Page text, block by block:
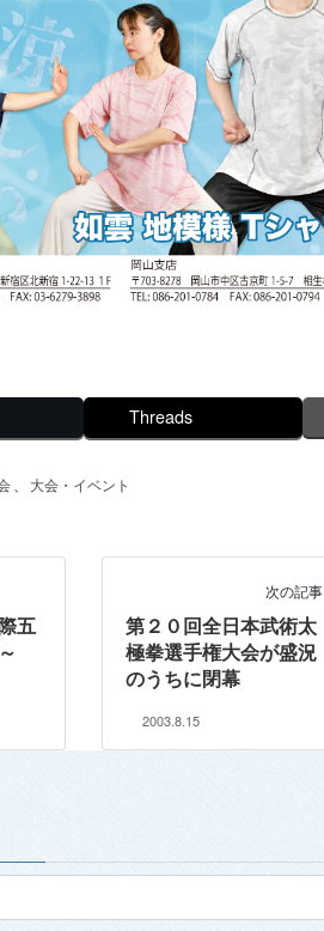
Threads
、 大会・イベント
五
次の記事
第２０回全日本武術太
極拳選手権大会が盛況
のうちに閉幕
2003.8.15